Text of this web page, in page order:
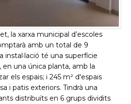
la xarxa municipal d’escoles
amb un total de 9
instal·lació té una superfície
en una única planta, amb la
els espais; i 245 m² d'espais
i patis exteriors. Tindrà una
distribuïts en 6 grups dividits